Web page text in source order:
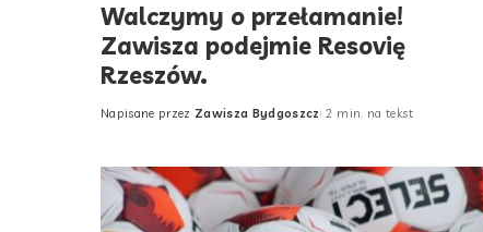
Walczymy o przełamanie!
Zawisza podejmie Resovię
Rzeszów.
Posted
Napisane przez Zawisza Bydgoszcz 2 min. na tekst